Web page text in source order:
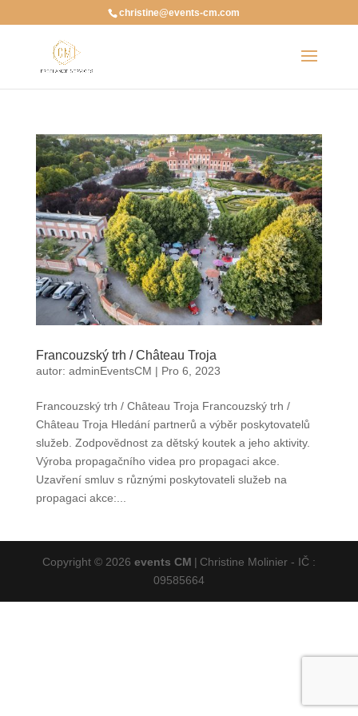
christine@events-cm.com
Francouzský trh / Château Troja
autor: adminEventsCM | Pro 6, 2023
Francouzský trh / Château Troja Francouzský trh /
Château Troja Hledání partnerů a výběr poskytovatelů
služeb. Zodpovědnost za dětský koutek a jeho aktivity.
Výroba propagačního videa pro propagaci akce.
Uzavření smluv s různými poskytovateli služeb na
propagaci akce:...
Copyright © 2026 events CM | Christine Molinier - IČ :
09585664